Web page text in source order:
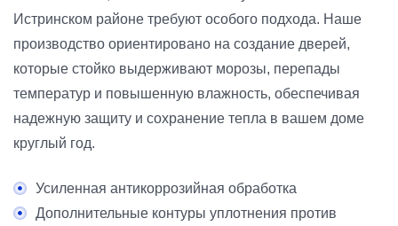
Истринском районе требуют особого подхода. Наше
производство ориентировано на создание дверей,
которые стойко выдерживают морозы, перепады
температур и повышенную влажность, обеспечивая
надежную защиту и сохранение тепла в вашем доме
круглый год.
Усиленная антикоррозийная обработка
Дополнительные контуры уплотнения против